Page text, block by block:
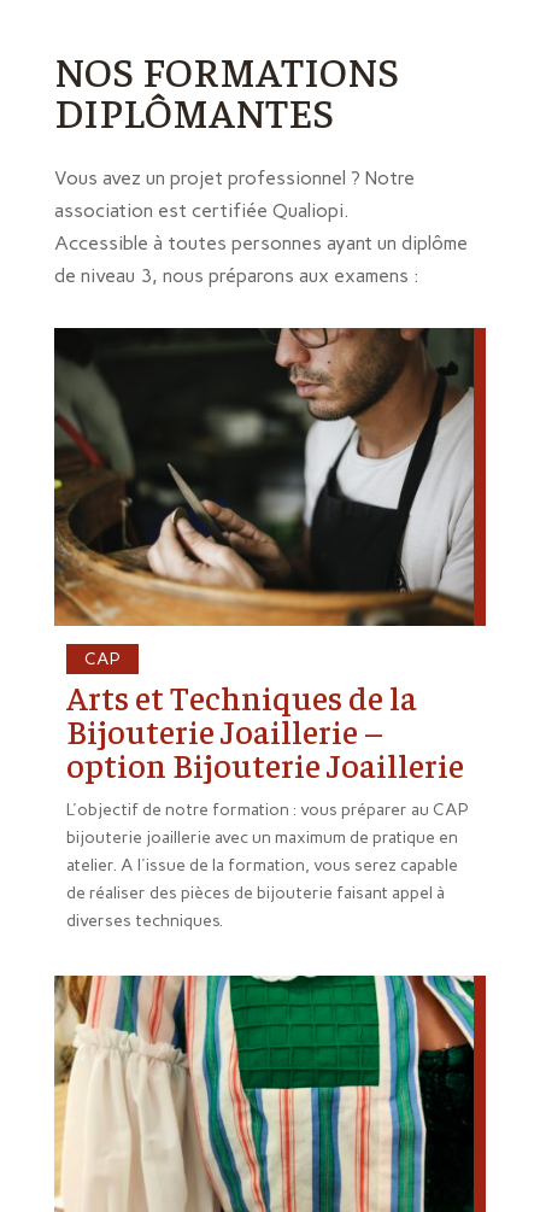
NOS FORMATIONS
DIPLÔMANTES
Vous avez un projet professionnel ? Notre
association est certifiée Qualiopi.
Accessible à toutes personnes ayant un diplôme
de niveau 3, nous préparons aux examens :
Arts et Techniques de la
Bijouterie Joaillerie –
option Bijouterie Joaillerie
CAP
L'objectif de notre formation : vous préparer au CAP
bijouterie joaillerie avec un maximum de pratique en
atelier. A l'issue de la formation, vous serez capable
de réaliser des pièces de bijouterie faisant appel à
diverses techniques.